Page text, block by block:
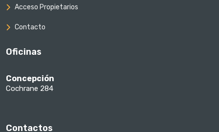
Acceso Propietarios
Contacto
Oficinas
Concepción
Cochrane 284
Contactos